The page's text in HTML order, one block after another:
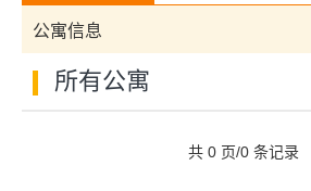
公寓信息
所有公寓
共 0 页/0 条记录